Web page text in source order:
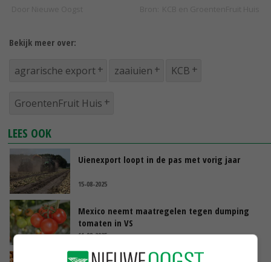
Bekijk meer over:
agrarische export zaaiuien KCB
GroentenFruit Huis
LEES OOK
Uienexport loopt in de pas met vorig jaar
15-08-2025
Mexico neemt maatregelen tegen dumping
tomaten in VS
11-08-2025